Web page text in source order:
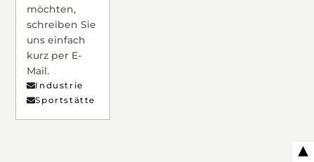
möchten,
schreiben Sie
uns einfach
kurz per E-
Mail.
Industrie
Sportstätte